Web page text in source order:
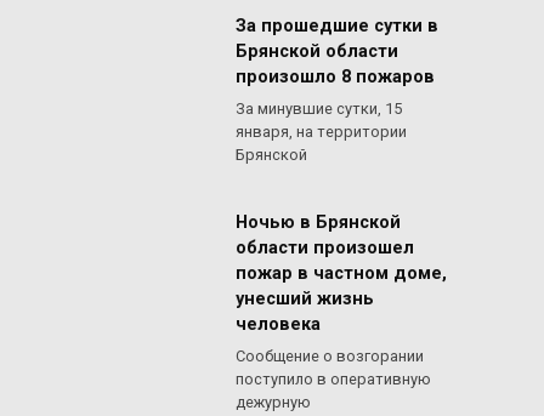
За прошедшие сутки в
Брянской области
произошло 8 пожаров
За минувшие сутки, 15
января, на территории
Брянской
Ночью в Брянской
области произошел
пожар в частном доме,
унесший жизнь
человека
Сообщение о возгорании
поступило в оперативную
дежурную